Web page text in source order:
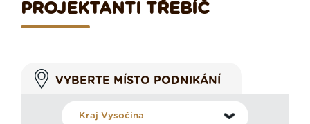
PROJEKTANTI TŘEBÍČ
VYBERTE MÍSTO PODNIKÁNÍ